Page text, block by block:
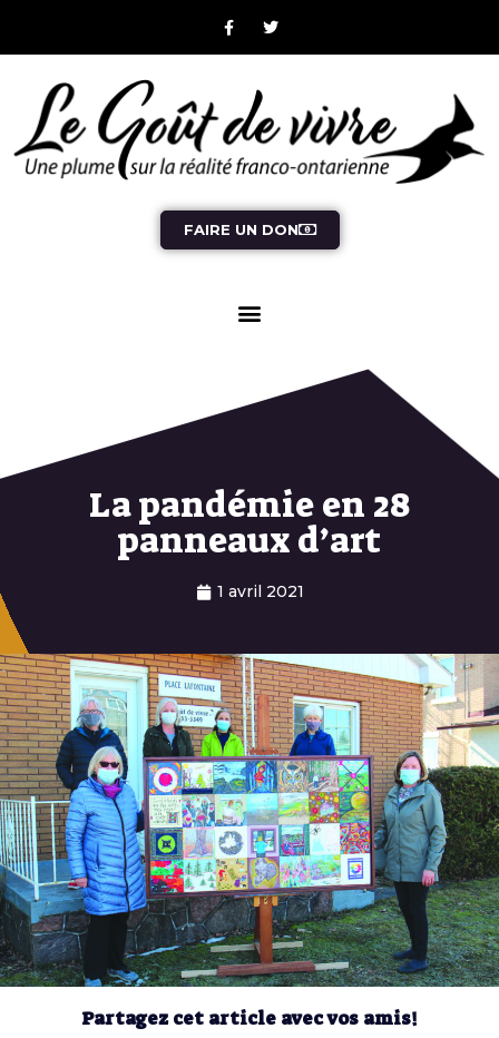
FAIRE UN DON
La pandémie en 28
panneaux d’art
1 avril 2021
Partagez cet article avec vos amis!